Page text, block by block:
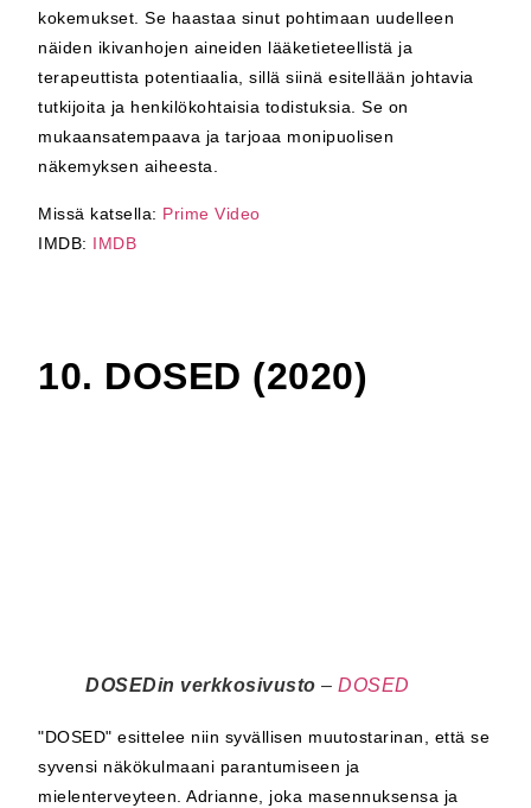
kokemukset. Se haastaa sinut pohtimaan uudelleen
näiden ikivanhojen aineiden lääketieteellistä ja
terapeuttista potentiaalia, sillä siinä esitellään johtavia
tutkijoita ja henkilökohtaisia todistuksia. Se on
mukaansatempaava ja tarjoaa monipuolisen
näkemyksen aiheesta.
Missä katsella: Prime Video
IMDB: IMDB
10. DOSED (2020)
DOSEDin verkkosivusto –DOSED
"DOSED" esittelee niin syvällisen muutostarinan, että se
syvensi näkökulmaani parantumiseen ja
mielenterveyteen. Adrianne, joka masennuksensa ja